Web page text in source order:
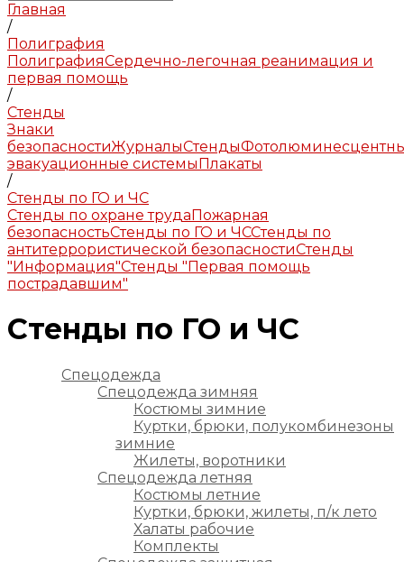
Главная
/
Полиграфия
ПолиграфияСердечно-легочная реанимация и
первая помощь
/
Стенды
Знаки
безопасностиЖурналыСтенды
эвакуационные системыПлакаты
/
Стенды по ГО и ЧС
Стенды по охране трудаПожарная
безопасностьСтенды по ГО и ЧССтенды по
антитеррористической безопасностиСтенды
"Информация"Стенды "Первая помощь
пострадавшим"
Стенды по ГО и ЧС
Спецодежда
Спецодежда зимняя
Костюмы зимние
Куртки, брюки, полукомбинезоны
зимние
Жилеты, воротники
Спецодежда летняя
Костюмы летние
Куртки, брюки, жилеты, п/к лето
Халаты рабочие
Комплекты